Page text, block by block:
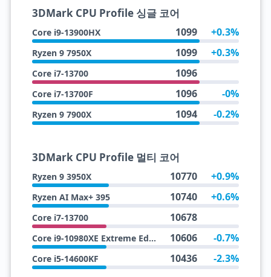
3DMark CPU Profile 싱글 코어
Core i9-13900HX 1099 +0.3%
Ryzen 9 7950X 1099 +0.3%
Core i7-13700 1096
Core i7-13700F 1096 -0%
Ryzen 9 7900X 1094 -0.2%
3DMark CPU Profile 멀티 코어
Ryzen 9 3950X 10770 +0.9%
Ryzen AI Max+ 395 10740 +0.6%
Core i7-13700 10678
Core i9-10980XE Extreme Edition 10606 -0.7%
Core i5-14600KF 10436 -2.3%